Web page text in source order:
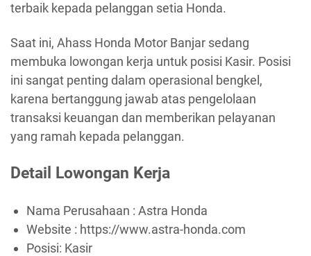
terbaik kepada pelanggan setia Honda.
Saat ini, Ahass Honda Motor Banjar sedang
membuka lowongan kerja untuk posisi Kasir. Posisi
ini sangat penting dalam operasional bengkel,
karena bertanggung jawab atas pengelolaan
transaksi keuangan dan memberikan pelayanan
yang ramah kepada pelanggan.
Detail Lowongan Kerja
Nama Perusahaan : Astra Honda
Website : https://www.astra-honda.com
Posisi: Kasir